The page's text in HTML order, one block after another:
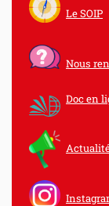
Le SOIP
Nous
Doc en